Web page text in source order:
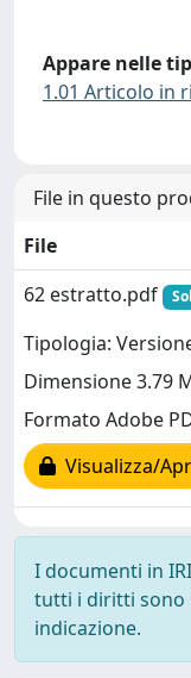
Appare nelle
1.01 Articolo in
File in questo
File
62 estratto.pdf
Tipologia:
Dimensione 3.79
Formato Adobe
Visualizza/
I documenti in
tutti i diritti sono
indicazione.